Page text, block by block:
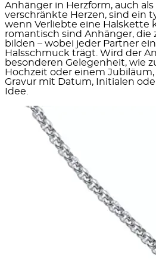
Anhänger in Herzform, auch
verschränkte Herzen, sind ein
wenn Verliebte eine Halskette
romantisch sind Anhänger, die
bilden – wobei jeder Partner
Halsschmuck trägt. Wird der
besonderen Gelegenheit, wie
Hochzeit oder einem
Gravur mit Datum, Initialen
Idee.